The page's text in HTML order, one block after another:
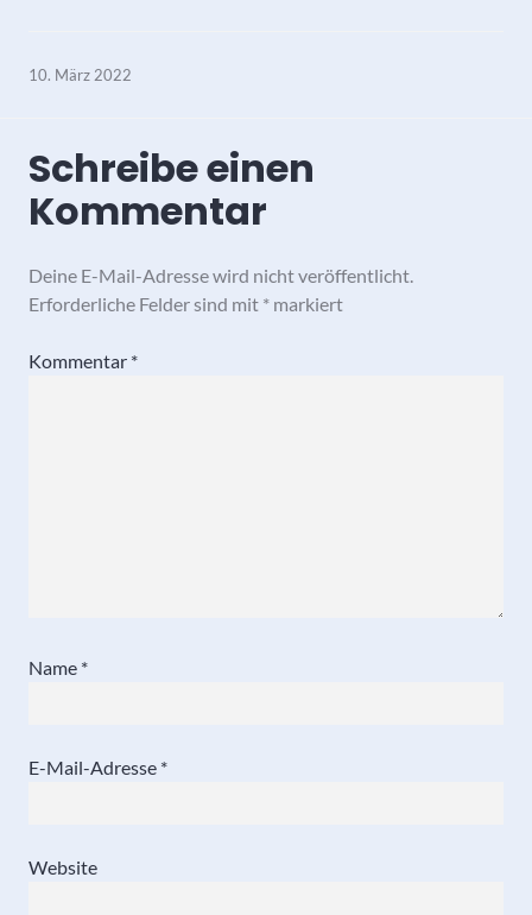
10. März 2022
Schreibe einen
Kommentar
Deine E-Mail-Adresse wird nicht veröffentlicht.
Erforderliche Felder sind mit * markiert
Kommentar *
Name *
E-Mail-Adresse *
Website